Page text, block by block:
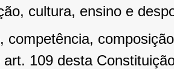
cultura, ensino e
competência,
art. 109 desta